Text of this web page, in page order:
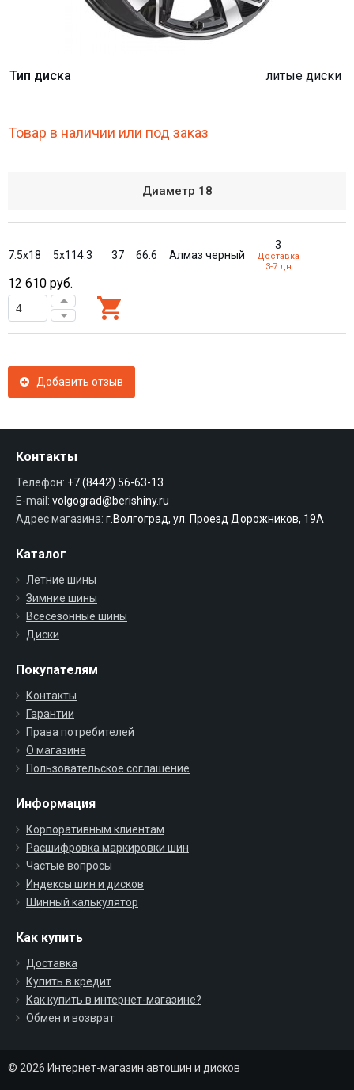
Тип диска литые диски
Товар в наличии или под заказ
Диаметр 18
7.5x18 5x114.3 37 66.6 Алмаз черный
3
Доставка
3-7 дн
12 610 руб.
Добавить отзыв
Контакты
Телефон: +7 (8442) 56-63-13
E-mail: volgograd@berishiny.ru
Адрес магазина: г.Волгоград, ул. Проезд Дорожников, 19А
Каталог
Летние шины
Зимние шины
Всесезонные шины
Диски
Покупателям
Контакты
Гарантии
Права потребителей
О магазине
Пользовательское соглашение
Информация
Корпоративным клиентам
Расшифровка маркировки шин
Частые вопросы
Индексы шин и дисков
Шинный калькулятор
Как купить
Доставка
Купить в кредит
Как купить в интернет-магазине?
Обмен и возврат
© 2026 Интернет-магазин автошин и дисков